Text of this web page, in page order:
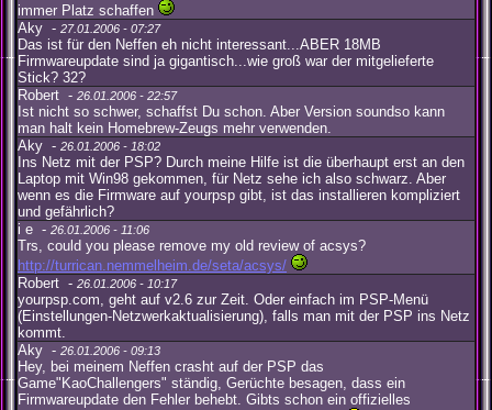
immer Platz schaffen
Aky - 27.01.2006 - 07:27
Das ist für den Neffen eh nicht interessant...ABER 18MB
Firmwareupdate sind ja gigantisch...wie groß war der mitgelieferte
Stick? 32?
Robert - 26.01.2006 - 22:57
Ist nicht so schwer, schaffst Du schon. Aber Version soundso kann
man halt kein Homebrew-Zeugs mehr verwenden.
Aky - 26.01.2006 - 18:02
Ins Netz mit der PSP? Durch meine Hilfe ist die überhaupt erst an den
Laptop mit Win98 gekommen, für Netz sehe ich also schwarz. Aber
wenn es die Firmware auf yourpsp gibt, ist das installieren kompliziert
und gefährlich?
i e - 26.01.2006 - 11:06
Trs, could you please remove my old review of acsys?
http://turrican.nemmelheim.de/seta/acsys/
Robert - 26.01.2006 - 10:17
yourpsp.com, geht auf v2.6 zur Zeit. Oder einfach im PSP-Menü
(Einstellungen-Netzwerkaktualisierung), falls man mit der PSP ins Netz
kommt.
Aky - 26.01.2006 - 09:13
Hey, bei meinem Neffen crasht auf der PSP das
Game"KaoChallengers" ständig, Gerüchte besagen, dass ein
Firmwareupdate den Fehler behebt. Gibts schon ein offizielles